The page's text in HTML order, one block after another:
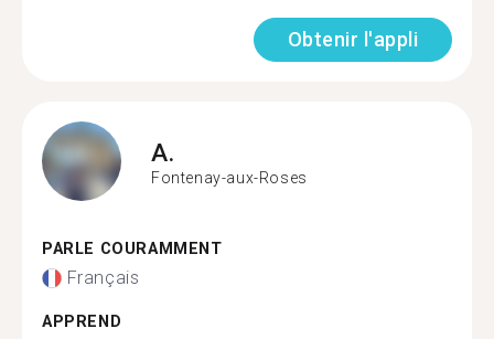
Obtenir l'appli
A.
Fontenay-aux-Roses
PARLE COURAMMENT
Français
APPREND